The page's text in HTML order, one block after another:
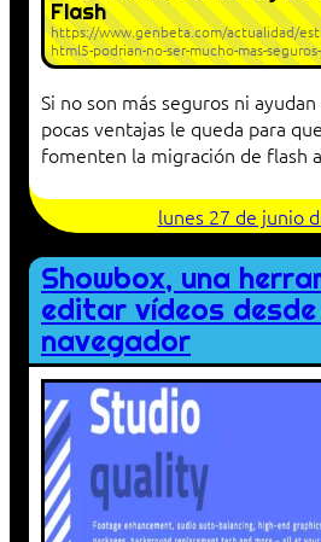
Flash
https://www.genbeta.com/actualidad/
html5-podrian-no-ser-mucho-mas-
Si no son más seguros ni
pocas ventajas le queda para
fomenten la migración de flash
lunes 27 de junio
Showbox, una
editar vídeos desde
navegador